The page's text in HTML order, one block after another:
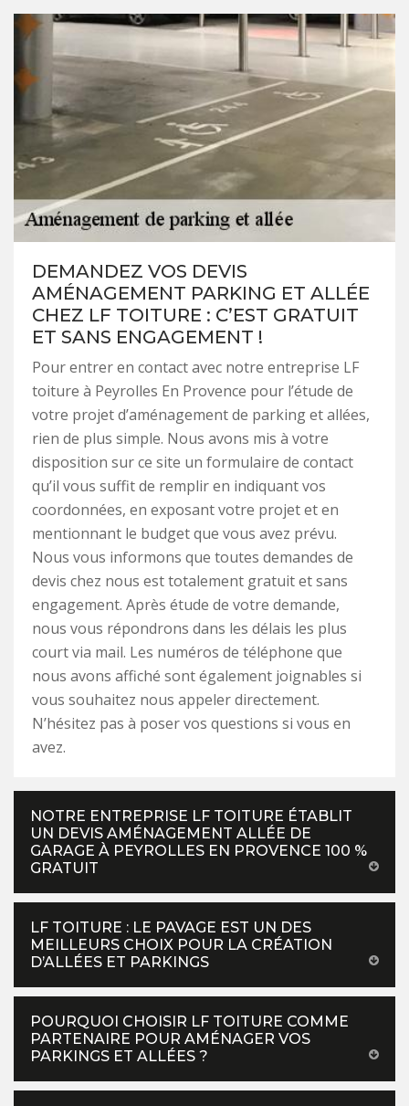
DEMANDEZ VOS DEVIS
AMÉNAGEMENT PARKING ET ALLÉE
CHEZ LF TOITURE : C’EST GRATUIT
ET SANS ENGAGEMENT !
Pour entrer en contact avec notre entreprise LF
toiture à Peyrolles En Provence pour l’étude de
votre projet d’aménagement de parking et allées,
rien de plus simple. Nous avons mis à votre
disposition sur ce site un formulaire de contact
qu’il vous suffit de remplir en indiquant vos
coordonnées, en exposant votre projet et en
mentionnant le budget que vous avez prévu.
Nous vous informons que toutes demandes de
devis chez nous est totalement gratuit et sans
engagement. Après étude de votre demande,
nous vous répondrons dans les délais les plus
court via mail. Les numéros de téléphone que
nous avons affiché sont également joignables si
vous souhaitez nous appeler directement.
N’hésitez pas à poser vos questions si vous en
avez.
NOTRE ENTREPRISE LF TOITURE ÉTABLIT
UN DEVIS AMÉNAGEMENT ALLÉE DE
GARAGE À PEYROLLES EN PROVENCE 100 %
GRATUIT
LF TOITURE : LE PAVAGE EST UN DES
MEILLEURS CHOIX POUR LA CRÉATION
D’ALLÉES ET PARKINGS
POURQUOI CHOISIR LF TOITURE COMME
PARTENAIRE POUR AMÉNAGER VOS
PARKINGS ET ALLÉES ?